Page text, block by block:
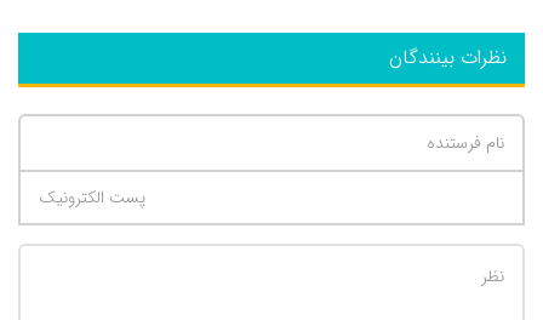
نظرات بینندگان